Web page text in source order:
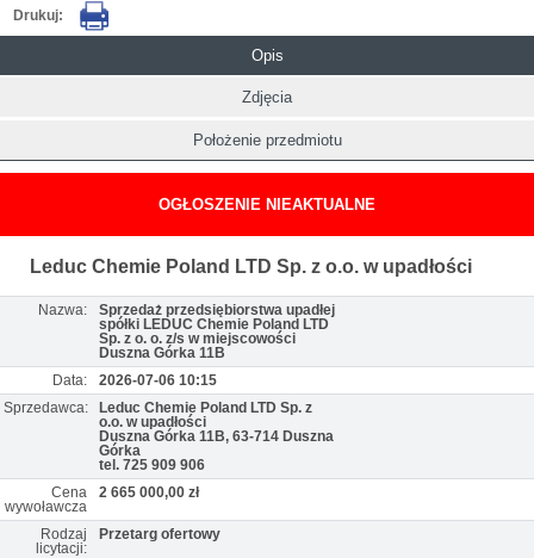
Drukuj:
Opis
Zdjęcia
Położenie przedmiotu
OGŁOSZENIE NIEAKTUALNE
Leduc Chemie Poland LTD Sp. z o.o. w upadłości
Nazwa:
Sprzedaż przedsiębiorstwa upadłej
spółki LEDUC Chemie Poland LTD
Sp. z o. o. z/s w miejscowości
Duszna Górka 11B
Data:
2026-07-06 10:15
Sprzedawca:
Leduc Chemie Poland LTD Sp. z
o.o. w upadłości
Duszna Górka 11B, 63-714 Duszna
Górka
tel. 725 909 906
Cena
wywoławcza
2 665 000,00 zł
Rodzaj
licytacji:
Przetarg ofertowy